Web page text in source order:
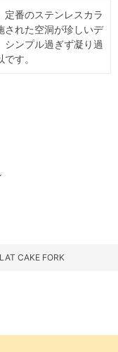
定番のステンレスカラ
された空洞が珍しいデ
シンプル過ぎず凝り過
す。
CAKE FORK